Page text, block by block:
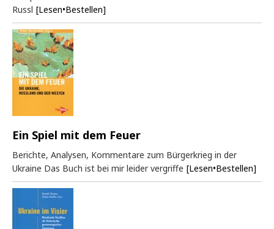
Russl [Lesen•Bestellen]
Ein Spiel mit dem Feuer
Berichte, Analysen, Kommentare zum Bürgerkrieg in der
Ukraine Das Buch ist bei mir leider vergriffe [Lesen•Bestellen]